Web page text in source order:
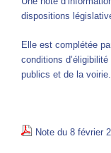
dispositions
Elle est complétée
conditions
publics et de la voirie.
Note du 8 février